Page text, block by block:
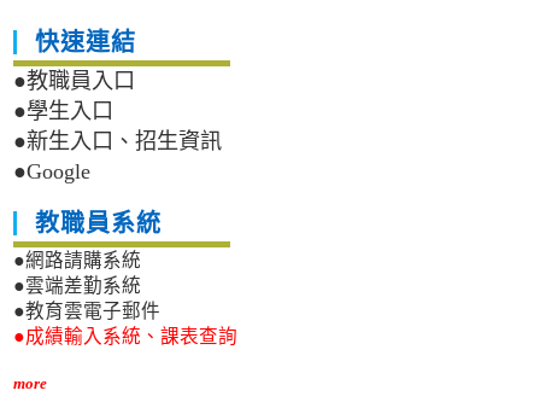
快速連結
●教職員入口
●學生入口
●新生入口、招生資訊
●Google
教職員系統
●網路請購系統
●雲端差勤系統
●教育雲電子郵件
●成績輸入系統、課表查詢
more